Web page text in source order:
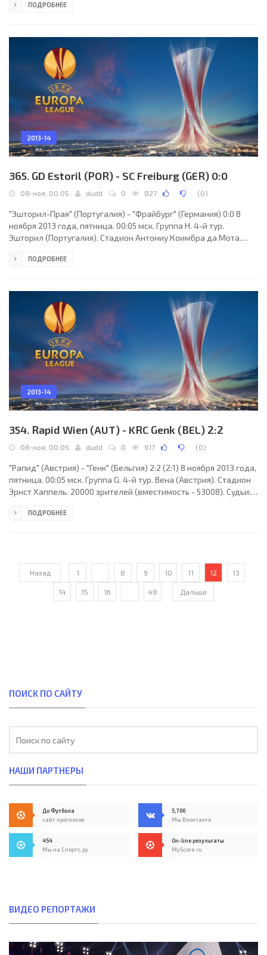
Польша), Павел Сокольницки (Польша), Томаш Листкевич
Себастьян Кристофоро, Диего Перотти (Виктор Мачин, 80),
Брайан Рабельо (Иван Ракитич, 69), Хосе
ПОДРОБНЕЕ
2013-14
365. GD Estoril (POR) - SC Freiburg (GER) 0:0
08-ноя, 00:05 dudd 0 827 (0)
"Эшторил-Прая" (Португалия) - "Фрайбург" (Германия) 0:0 8
ноября 2013 года, пятница. 00:05 мск. Группа H. 4-й тур.
Эшторил (Португалия). Стадион Антониу Коимбра да Мота.
(Варшава, Польша), Рафал Ростковски (Польша), Себастьян
(Жоао Педро, 81), Луиш Леал (Бруно Лопес, 81), Ману, Гонсалу,
Эвандро, Себа, Карлитуш (Хавьер Анхель
ПОДРОБНЕЕ
2013-14
354. Rapid Wien (AUT) - KRC Genk (BEL) 2:2
08-ноя, 00:05 dudd 0 917 (0)
"Рапид" (Австрия) - "Генк" (Бельгия) 2:2 (2:1) 8 ноября 2013 года,
пятница. 00:05 мск. Группа G. 4-й тур. Вена (Австрия). Стадион
Эрнст Хаппель. 20000 зрителей (вместимость - 53008). Судьи:
Ташчиоглу (Турция). Резервный: Чем Сатман (Турция). "Рапид":
(Гвидо Бургшталлер, 77),
ПОДРОБНЕЕ
Назад 1 8 9 10 11 12 13
14 15 16 48 Дальше
ПОИСК ПО САЙТУ
НАШИ ПАРТНЕРЫ
До Футбола
сайт прогнозов
5,700
Мы Вконтакте
454
Мы на Спортс.ру
On-line результаты
MyScore.ru
ВИДЕО РЕПОРТАЖИ